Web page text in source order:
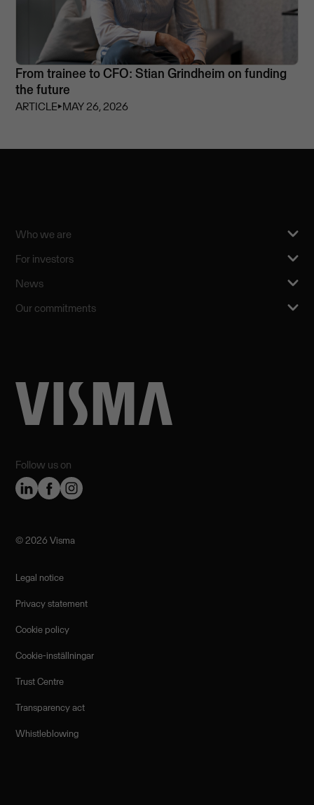
From trainee to CFO: Stian Grindheim on funding
the future
ARTICLE⏵MAY 26, 2026
Follow us on
Who we are
For investors
News
Our commitments
©️ 2026 Visma
Legal notice
Privacy statement
Cookie policy
Cookie-inställningar
Trust Centre
Transparency act
Whistleblowing